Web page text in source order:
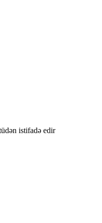
istifadə edir